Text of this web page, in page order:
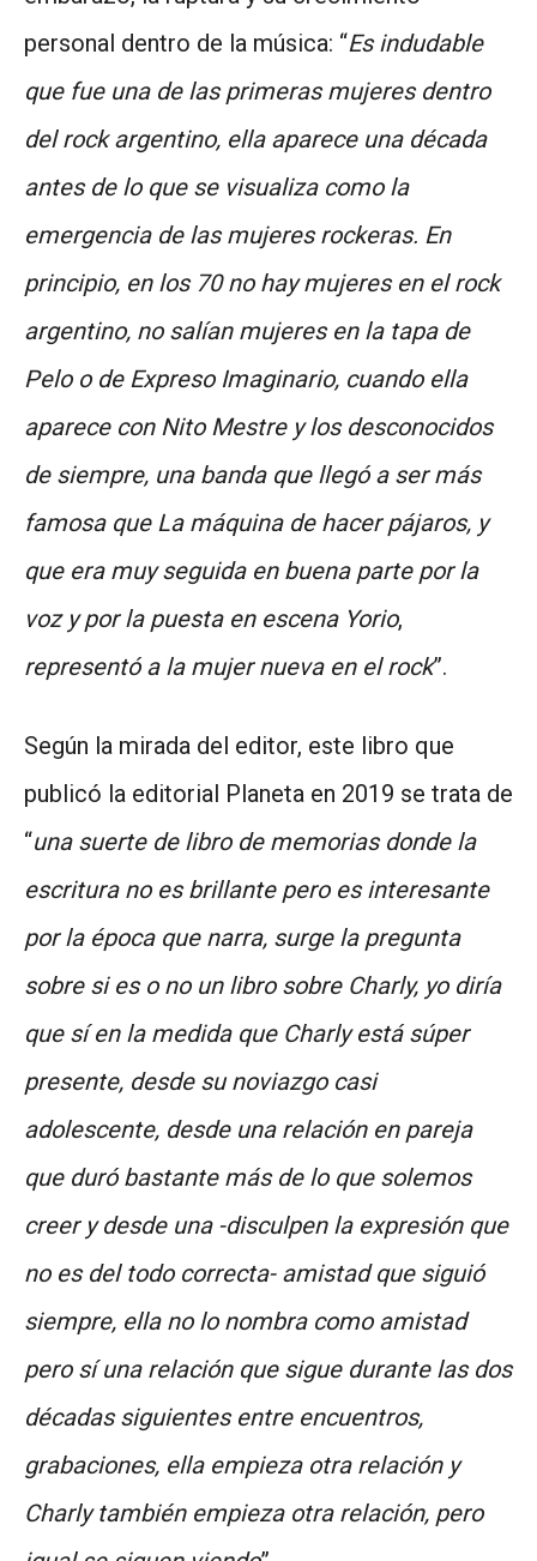
personal dentro de la música: “Es indudable
que fue una de las primeras mujeres dentro
del rock argentino, ella aparece una década
antes de lo que se visualiza como la
emergencia de las mujeres rockeras. En
principio, en los 70 no hay mujeres en el rock
argentino, no salían mujeres en la tapa de
Pelo o de Expreso Imaginario, cuando ella
aparece con Nito Mestre y los desconocidos
de siempre, una banda que llegó a ser más
famosa que La máquina de hacer pájaros, y
que era muy seguida en buena parte por la
voz y por la puesta en escena Yorio,
representó a la mujer nueva en el rock”.
Según la mirada del editor, este libro que
publicó la editorial Planeta en 2019 se trata de
“una suerte de libro de memorias donde la
escritura no es brillante pero es interesante
por la época que narra, surge la pregunta
sobre si es o no un libro sobre Charly, yo diría
que sí en la medida que Charly está súper
presente, desde su noviazgo casi
adolescente, desde una relación en pareja
que duró bastante más de lo que solemos
creer y desde una -disculpen la expresión que
no es del todo correcta- amistad que siguió
siempre, ella no lo nombra como amistad
pero sí una relación que sigue durante las dos
décadas siguientes entre encuentros,
grabaciones, ella empieza otra relación y
Charly también empieza otra relación, pero